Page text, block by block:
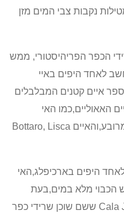
נקבות צבי המים מזן
הכפר הפריהיסטורי, ממש
לאחד היפים באיי
איים קטנים המבלבלים
האאוליים,כמו האי
Bottaro, Lisca
היפים בארכיפלג,האי
הכבוי מלא במים,בעת
Cala ששם שוכן שרידי כפר